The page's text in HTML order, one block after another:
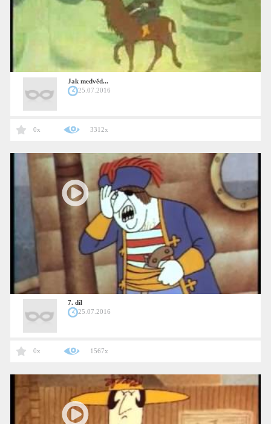
Jak medvěd...
25.07.2016
0x 3312x
7. díl
25.07.2016
0x 1567x